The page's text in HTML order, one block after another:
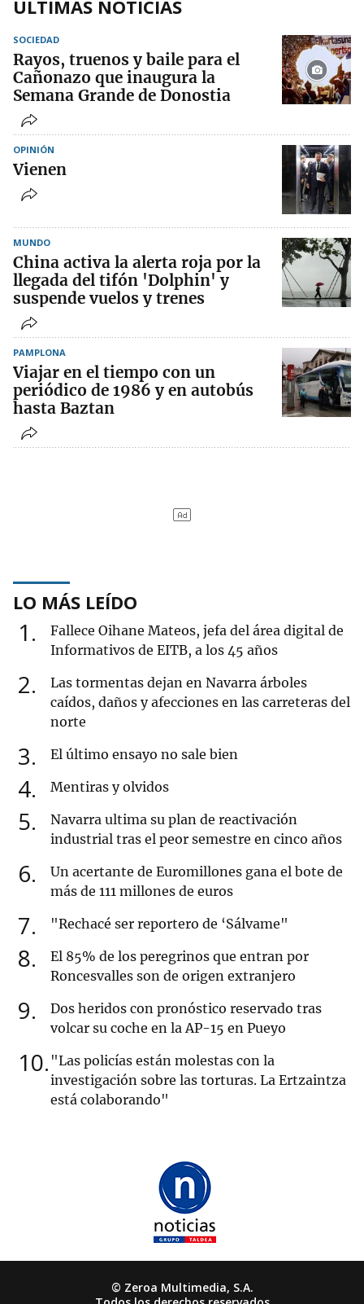
ÚLTIMAS NOTICIAS
SOCIEDAD
Rayos, truenos y baile para el
Cañonazo que inaugura la
Semana Grande de Donostia
OPINIÓN
Vienen
MUNDO
China activa la alerta roja por la
llegada del tifón 'Dolphin' y
suspende vuelos y trenes
PAMPLONA
Viajar en el tiempo con un
periódico de 1986 y en autobús
hasta Baztan
LO MÁS LEÍDO
1
Fallece Oihane Mateos, jefa del área digital de
Informativos de EITB, a los 45 años
2
Las tormentas dejan en Navarra árboles
caídos, daños y afecciones en las carreteras del
norte
3 El último ensayo no sale bien
4 Mentiras y olvidos
5
Navarra ultima su plan de reactivación
industrial tras el peor semestre en cinco años
6
Un acertante de Euromillones gana el bote de
más de 111 millones de euros
7 "Rechacé ser reportero de ‘Sálvame"
8
El 85% de los peregrinos que entran por
Roncesvalles son de origen extranjero
9
Dos heridos con pronóstico reservado tras
volcar su coche en la AP-15 en Pueyo
10 "Las policías están molestas con la
investigación sobre las torturas. La Ertzaintza
está colaborando"
© Zeroa Multimedia, S.A.